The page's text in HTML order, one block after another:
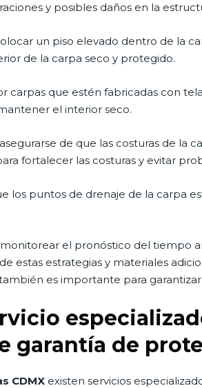
y posibles daños en la
un piso elevado dentro de la
de la carpa seco y protegido.
carpas que estén fabricadas con
el interior seco.
de que las costuras de la
fortalecer las costuras y evitar
los puntos de drenaje de la carpa
el pronóstico del tiempo
estas estrategias y materiales
es importante para
garantía de
CDMX existen servicios